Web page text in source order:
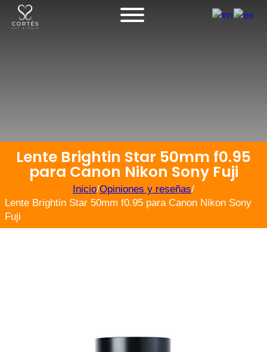
Lente Brightin Star 50mm f0.95
para Canon Nikon Sony Fuji
Inicio/Opiniones y reseñas/
Lente Brightin Star 50mm f0.95 para Canon Nikon Sony
Fuji